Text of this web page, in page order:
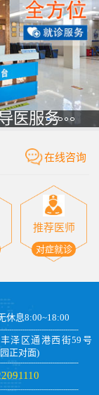
医服务
在线咨询
推荐医师
对症就诊
休息8:00~18:00
泽区通港西街59号
正对面)